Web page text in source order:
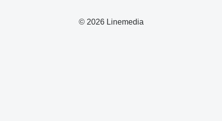
© 2026 Linemedia